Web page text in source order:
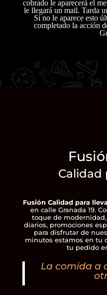
cobrado le aparecerá el
le llegará un mail. Tarda
Si no le aparece esto
completado la acción
Calidad
Fusión Calidad para
en calle Granada 19.
toque de
diarios, promociones
para disfrutar de
minutos estamos en tu
tu pedido
La comida a